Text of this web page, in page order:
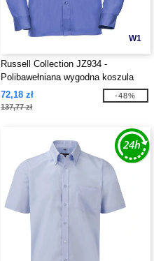
W1
Russell Collection JZ934 -
Polibawełniana wygodna koszula
72,18 zł
137,77 zł
-48%